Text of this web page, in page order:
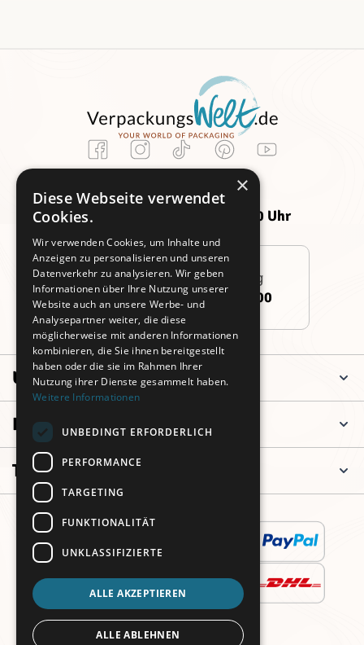
Kundenservice
Montag -
Donnerstag:
09:00 - 16:00 Uhr
Freitag:
09:00 - 14:00 Uhr
Persönliche Beratung
+49 (0)911 3260 6700
Unternehmen
Informationen
Top Kategorien
×
Diese Webseite verwendet
Cookies.
Wir verwenden Cookies, um Inhalte und
Anzeigen zu personalisieren und unseren
Datenverkehr zu analysieren. Wir geben
Informationen über Ihre Nutzung unserer
Website auch an unsere Werbe- und
Analysepartner weiter, die diese
möglicherweise mit anderen Informationen
kombinieren, die Sie ihnen bereitgestellt
haben oder die sie im Rahmen Ihrer
Nutzung ihrer Dienste gesammelt haben.
Weitere Informationen
UNBEDINGT ERFORDERLICH
PERFORMANCE
TARGETING
FUNKTIONALITÄT
UNKLASSIFIZIERTE
ALLE AKZEPTIEREN
ALLE ABLEHNEN